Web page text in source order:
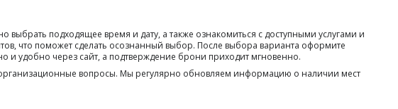
подходящее время и дату, а также ознакомиться с доступными услугами и
что поможет сделать осознанный выбор. После выбора варианта оформите
и удобно через сайт, а подтверждение брони приходит мгновенно.
организационные вопросы. Мы регулярно обновляем информацию о наличии мест